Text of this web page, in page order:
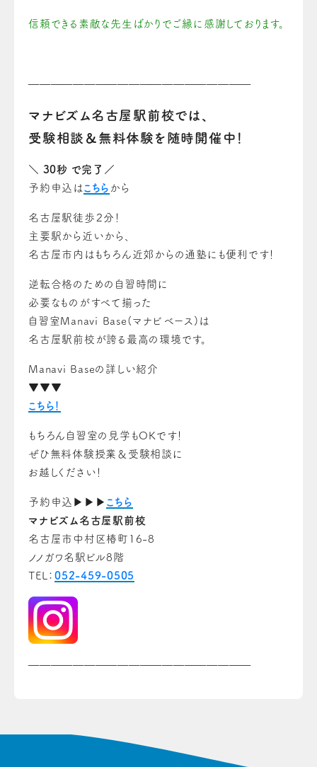
信頼できる素敵な先生ばかりでご縁に感謝しております。
————————————————————
マナビズム名古屋駅前校では、
受験相談＆無料体験を随時開催中！
＼ 30秒 で完了／
予約申込は こちら から
名古屋駅徒歩２分！
主要駅から近いから、
名古屋市内はもちろん近郊からの通塾にも便利です！
逆転合格のための自習時間に
必要なものがすべて揃った
自習室Manavi Base(マナビベース)は
名古屋駅前校が誇る最高の環境です。
Manavi Baseの詳しい紹介
▼▼▼
こちら！
もちろん自習室の見学もOKです！
ぜひ無料体験授業＆受験相談に
お越しください！
予約申込▶▶▶ こちら
マナビズム名古屋駅前校
名古屋市中村区椿町16-8
ノノガワ名駅ビル8階
TEL： 052-459-0505
————————————————————